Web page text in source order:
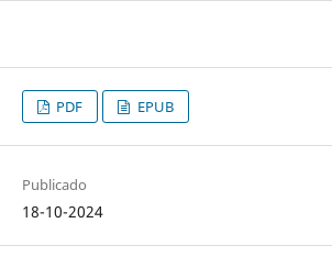
PDF EPUB
Publicado
18-10-2024